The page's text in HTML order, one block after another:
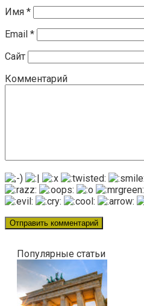
Имя *
Email *
Сайт
Комментарий
Популярные статьи